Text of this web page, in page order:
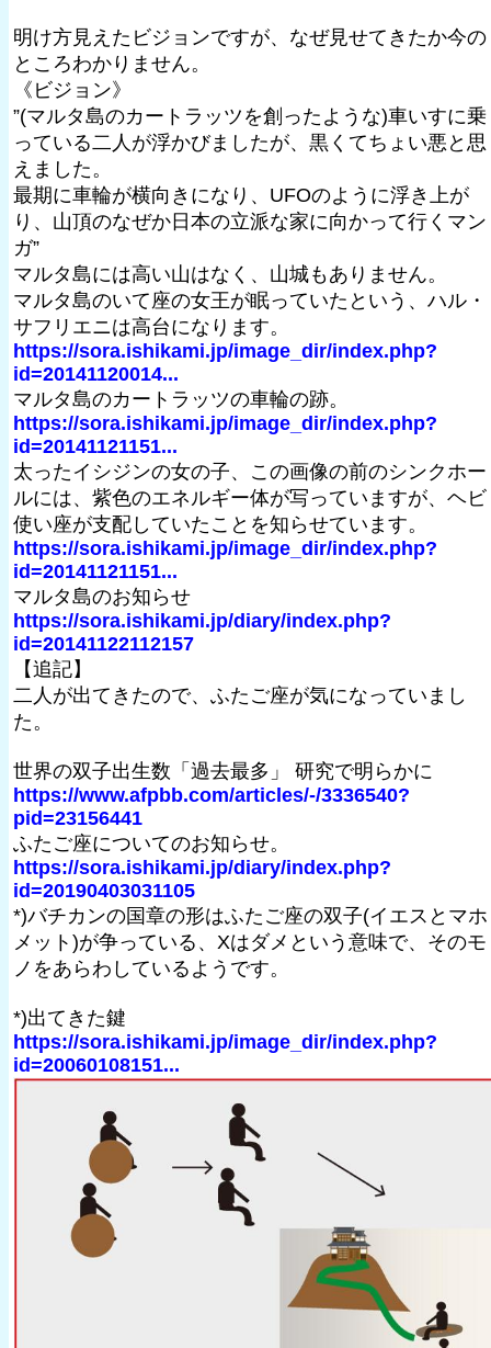
明け方見えたビジョンですが、なぜ見せてきたか今の
ところわかりません。
《ビジョン》
”(マルタ島のカートラッツを創ったような)車いすに乗
っている二人が浮かびましたが、黒くてちょい悪と思
えました。
最期に車輪が横向きになり、UFOのように浮き上が
り、山頂のなぜか日本の立派な家に向かって行くマン
ガ”
マルタ島には高い山はなく、山城もありません。
マルタ島のいて座の女王が眠っていたという、ハル・
サフリエニは高台になります。
https://sora.ishikami.jp/image_dir/index.php?
id=20141120014...
マルタ島のカートラッツの車輪の跡。
https://sora.ishikami.jp/image_dir/index.php?
id=20141121151...
太ったイシジンの女の子、この画像の前のシンクホー
ルには、紫色のエネルギー体が写っていますが、ヘビ
使い座が支配していたことを知らせています。
https://sora.ishikami.jp/image_dir/index.php?
id=20141121151...
マルタ島のお知らせ
https://sora.ishikami.jp/diary/index.php?
id=20141122112157
【追記】
二人が出てきたので、ふたご座が気になっていまし
た。
世界の双子出生数「過去最多」 研究で明らかに
https://www.afpbb.com/articles/-/3336540?
pid=23156441
ふたご座についてのお知らせ。
https://sora.ishikami.jp/diary/index.php?
id=20190403031105
*)バチカンの国章の形はふたご座の双子(イエスとマホ
メット)が争っている、Xはダメという意味で、そのモ
ノをあらわしているようです。
*)出てきた鍵
https://sora.ishikami.jp/image_dir/index.php?
id=20060108151...